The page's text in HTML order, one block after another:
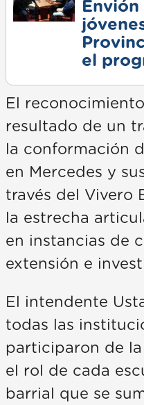
el
El
resultado de un
la conformación
en Mercedes y
través del Vivero
la estrecha
en instancias de
extensión e
El intendente
todas las
participaron de
el rol de cada
barrial que se